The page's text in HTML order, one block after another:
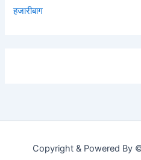
हजारीबाग
Copyright & Powered By